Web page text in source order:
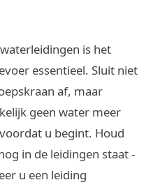
is het
essentieel. Sluit niet
af, maar
geen water meer
u begint. Houd
in de leidingen staat -
u een leiding